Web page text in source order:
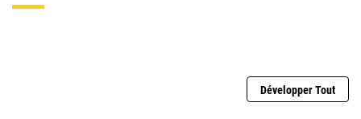
Développer Tout